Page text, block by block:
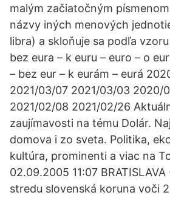
malým začiatočným
názvy iných menových
libra) a skloňuje sa podľa
bez eura – k euru – euro – o
– bez eur – k eurám – eurá
2021/03/07 2021/03/03 2020/
2021/02/08 2021/02/26
zaujímavosti na tému Dolár.
domova i zo sveta. Politika,
kultúra, prominenti a viac na
02.09.2005 11:07
stredu slovenská koruna voči